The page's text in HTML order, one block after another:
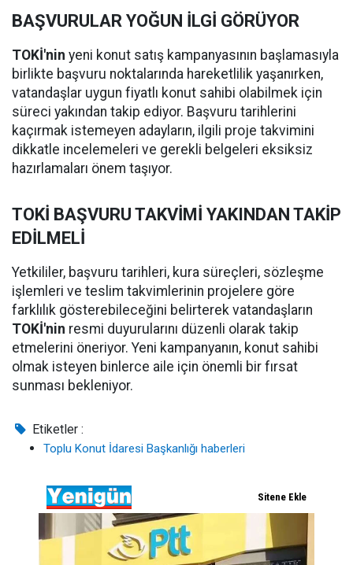
BAŞVURULAR YOĞUN İLGİ GÖRÜYOR
TOKİ'nin yeni konut satış kampanyasının başlamasıyla
birlikte başvuru noktalarında hareketlilik yaşanırken,
vatandaşlar uygun fiyatlı konut sahibi olabilmek için
süreci yakından takip ediyor. Başvuru tarihlerini
kaçırmak istemeyen adayların, ilgili proje takvimini
dikkatle incelemeleri ve gerekli belgeleri eksiksiz
hazırlamaları önem taşıyor.
TOKİ BAŞVURU TAKVİMİ YAKINDAN TAKİP
EDİLMELİ
Yetkililer, başvuru tarihleri, kura süreçleri, sözleşme
işlemleri ve teslim takvimlerinin projelere göre
farklılık gösterebileceğini belirterek vatandaşların
TOKİ'nin resmi duyurularını düzenli olarak takip
etmelerini öneriyor. Yeni kampanyanın, konut sahibi
olmak isteyen binlerce aile için önemli bir fırsat
sunması bekleniyor.
Etiketler :
Toplu Konut İdaresi Başkanlığı haberleri